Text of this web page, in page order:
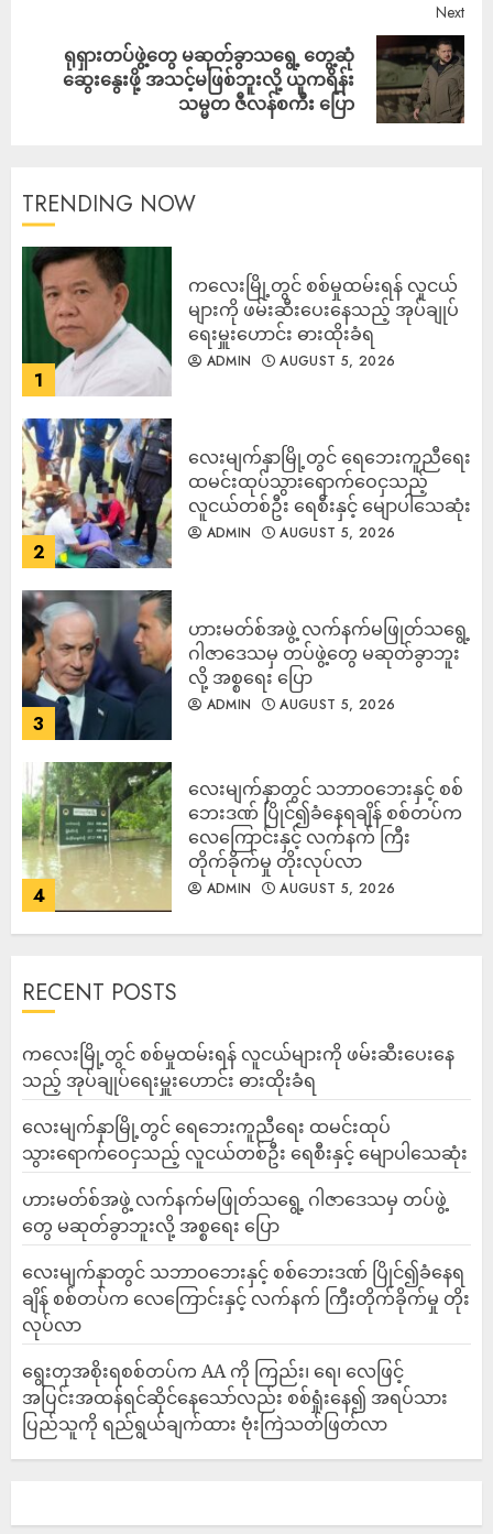
Next
ရုရှားတပ်ဖွဲ့တွေ မဆုတ်ခွာသရွေ့ တွေ့ဆုံ
ဆွေးနွေးဖို့ အသင့်မဖြစ်ဘူးလို့ ယူကရိန်း
သမ္မတ ဇီလန်စကီး ပြော
TRENDING NOW
1
ကလေးမြို့တွင် စစ်မှုထမ်းရန် လူငယ်
များကို ဖမ်းဆီးပေးနေသည့် အုပ်ချုပ်
ရေးမှူးဟောင်း ဓားထိုးခံရ
ADMIN AUGUST 5, 2026
2
လေးမျက်နှာမြို့တွင် ရေဘေးကူညီရေး
ထမင်းထုပ်သွားရောက်ဝေငှသည့်
လူငယ်တစ်ဦး ရေစီးနှင့် မျောပါသေဆုံး
ADMIN AUGUST 5, 2026
3
ဟားမတ်စ်အဖွဲ့ လက်နက်မဖြုတ်သရွေ့
ဂါဇာဒေသမှ တပ်ဖွဲ့တွေ မဆုတ်ခွာဘူး
လို့ အစ္စရေး ပြော
ADMIN AUGUST 5, 2026
4
‎လေးမျက်နှာတွင် သဘာဝဘေးနှင့် စစ်
ဘေးဒဏ် ပြိုင်၍ခံနေရချိန် စစ်တပ်က
လေကြောင်းနှင့် လက်နက် ကြီး
တိုက်ခိုက်မှု တိုးလုပ်လာ
ADMIN AUGUST 5, 2026
RECENT POSTS
ကလေးမြို့တွင် စစ်မှုထမ်းရန် လူငယ်များကို ဖမ်းဆီးပေးနေ
သည့် အုပ်ချုပ်ရေးမှူးဟောင်း ဓားထိုးခံရ
လေးမျက်နှာမြို့တွင် ရေဘေးကူညီရေး ထမင်းထုပ်
သွားရောက်ဝေငှသည့် လူငယ်တစ်ဦး ရေစီးနှင့် မျောပါသေဆုံး
ဟားမတ်စ်အဖွဲ့ လက်နက်မဖြုတ်သရွေ့ ဂါဇာဒေသမှ တပ်ဖွဲ့
တွေ မဆုတ်ခွာဘူးလို့ အစ္စရေး ပြော
‎လေးမျက်နှာတွင် သဘာဝဘေးနှင့် စစ်ဘေးဒဏ် ပြိုင်၍ခံနေရ
ချိန် စစ်တပ်က လေကြောင်းနှင့် လက်နက် ကြီးတိုက်ခိုက်မှု တိုး
လုပ်လာ
ရွေးတုအစိုးရစစ်တပ်က AA ကို ကြည်း၊ ရေ၊ လေဖြင့်
အပြင်းအထန်ရင်ဆိုင်နေသော်လည်း စစ်ရှုံးနေ၍ အရပ်သား
ပြည်သူကို ရည်ရွယ်ချက်ထား ဗုံးကြဲသတ်ဖြတ်လာ